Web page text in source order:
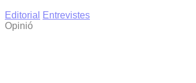
Editorial
Entrevistes
Opinió